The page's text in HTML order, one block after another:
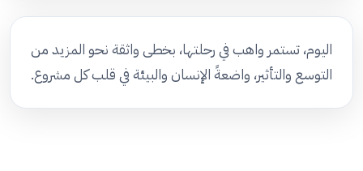
اليوم، تستمر واهب في رحلتها، بخطى واثقة نحو المزيد من
التوسع والتأثير، واضعةً الإنسان والبيئة في قلب كل مشروع.